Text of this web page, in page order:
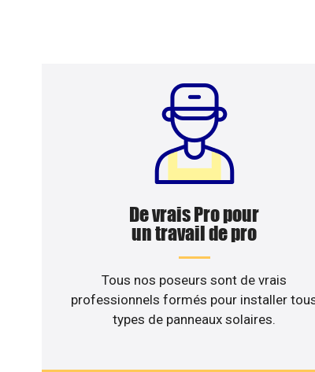
De vrais Pro pour
un travail de pro
Tous nos poseurs sont de vrais
professionnels formés pour installer
types de panneaux solaires.